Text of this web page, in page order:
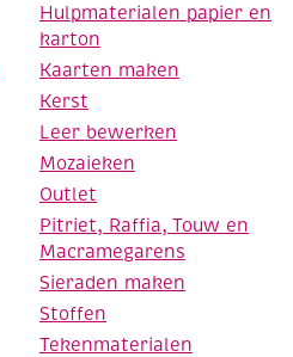
Hulpmaterialen papier en
karton
Kaarten maken
Kerst
Leer bewerken
Mozaieken
Outlet
Pitriet, Raffia, Touw en
Macramegarens
Sieraden maken
Stoffen
Tekenmaterialen